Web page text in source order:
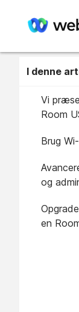
I denne
Vi
Room
Brug
og
en